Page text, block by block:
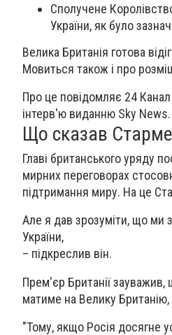
Сполучене
України, як було
Велика Британія готова
Мовиться також і про
Про це повідомляє 24
інтерв'ю виданню Sky News.
Що сказав
Главі британського уряду
мирних переговорах
підтримання миру. На це
Але я дав зрозуміти, що ми
України,
– підкреслив він.
Прем'єр Британії зауважив,
матиме на Велику Британію,
"Тому, якщо Росія досягне